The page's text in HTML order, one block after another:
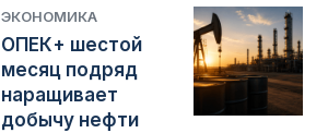
ЭКОНОМИКА
ОПЕК+ шестой
месяц подряд
наращивает
добычу нефти